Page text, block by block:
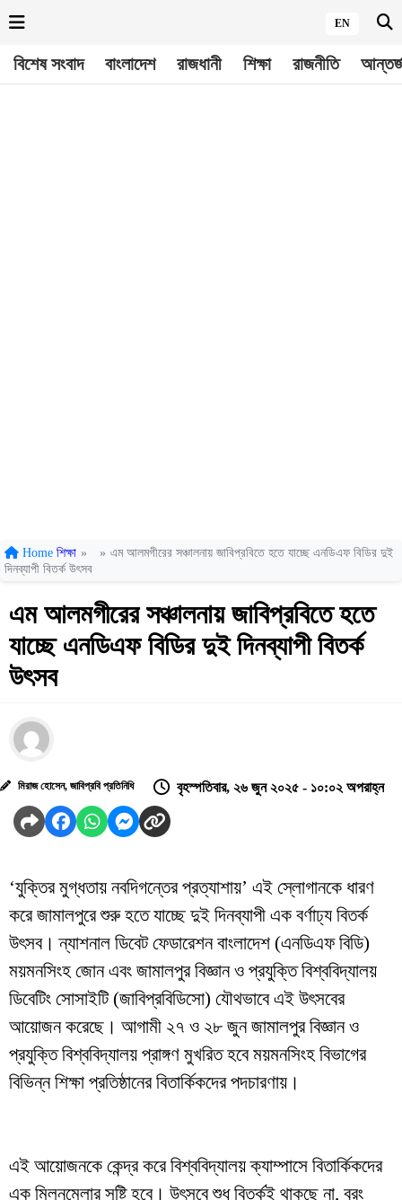
EN
বিশেষ সংবাদ বাংলাদেশ রাজধানী শিক্ষা রাজনীতি
Home শিক্ষা » » এম আলমগীরের সঞ্চালনায় জাবিপ্রবিতে হতে যাচ্ছে এনডিএফ বিডির দুই
দিনব্যাপী বিতর্ক উৎসব
এম আলমগীরের সঞ্চালনায় জাবিপ্রবিতে হতে
যাচ্ছে এনডিএফ বিডির দুই দিনব্যাপী বিতর্ক
উৎসব
মিরাজ হোসেন, জাবিপ্রবি প্রতিনিধি বৃহস্পতিবার, ২৬ জুন ২০২৫ - ১০:০২ অপরাহ্ন
‘যুক্তির মুগ্ধতায় নবদিগন্তের প্রত্যাশায়’ এই স্লোগানকে ধারণ
করে জামালপুরে শুরু হতে যাচ্ছে দুই দিনব্যাপী এক বর্ণাঢ্য বিতর্ক
উৎসব। ন্যাশনাল ডিবেট ফেডারেশন বাংলাদেশ (এনডিএফ বিডি)
ময়মনসিংহ জোন এবং জামালপুর বিজ্ঞান ও প্রযুক্তি বিশ্ববিদ্যালয়
ডিবেটিং সোসাইটি (জাবিপ্রবিডিসো) যৌথভাবে এই উৎসবের
আয়োজন করেছে। আগামী ২৭ ও ২৮ জুন জামালপুর বিজ্ঞান ও
প্রযুক্তি বিশ্ববিদ্যালয় প্রাঙ্গণ মুখরিত হবে ময়মনসিংহ বিভাগের
বিভিন্ন শিক্ষা প্রতিষ্ঠানের বিতার্কিকদের পদচারণায়।
এই আয়োজনকে কেন্দ্র করে বিশ্ববিদ্যালয় ক্যাম্পাসে বিতার্কিকদের
এক মিলনমেলার সৃষ্টি হবে। উৎসবে শুধু বিতর্কই থাকছে না, বরং